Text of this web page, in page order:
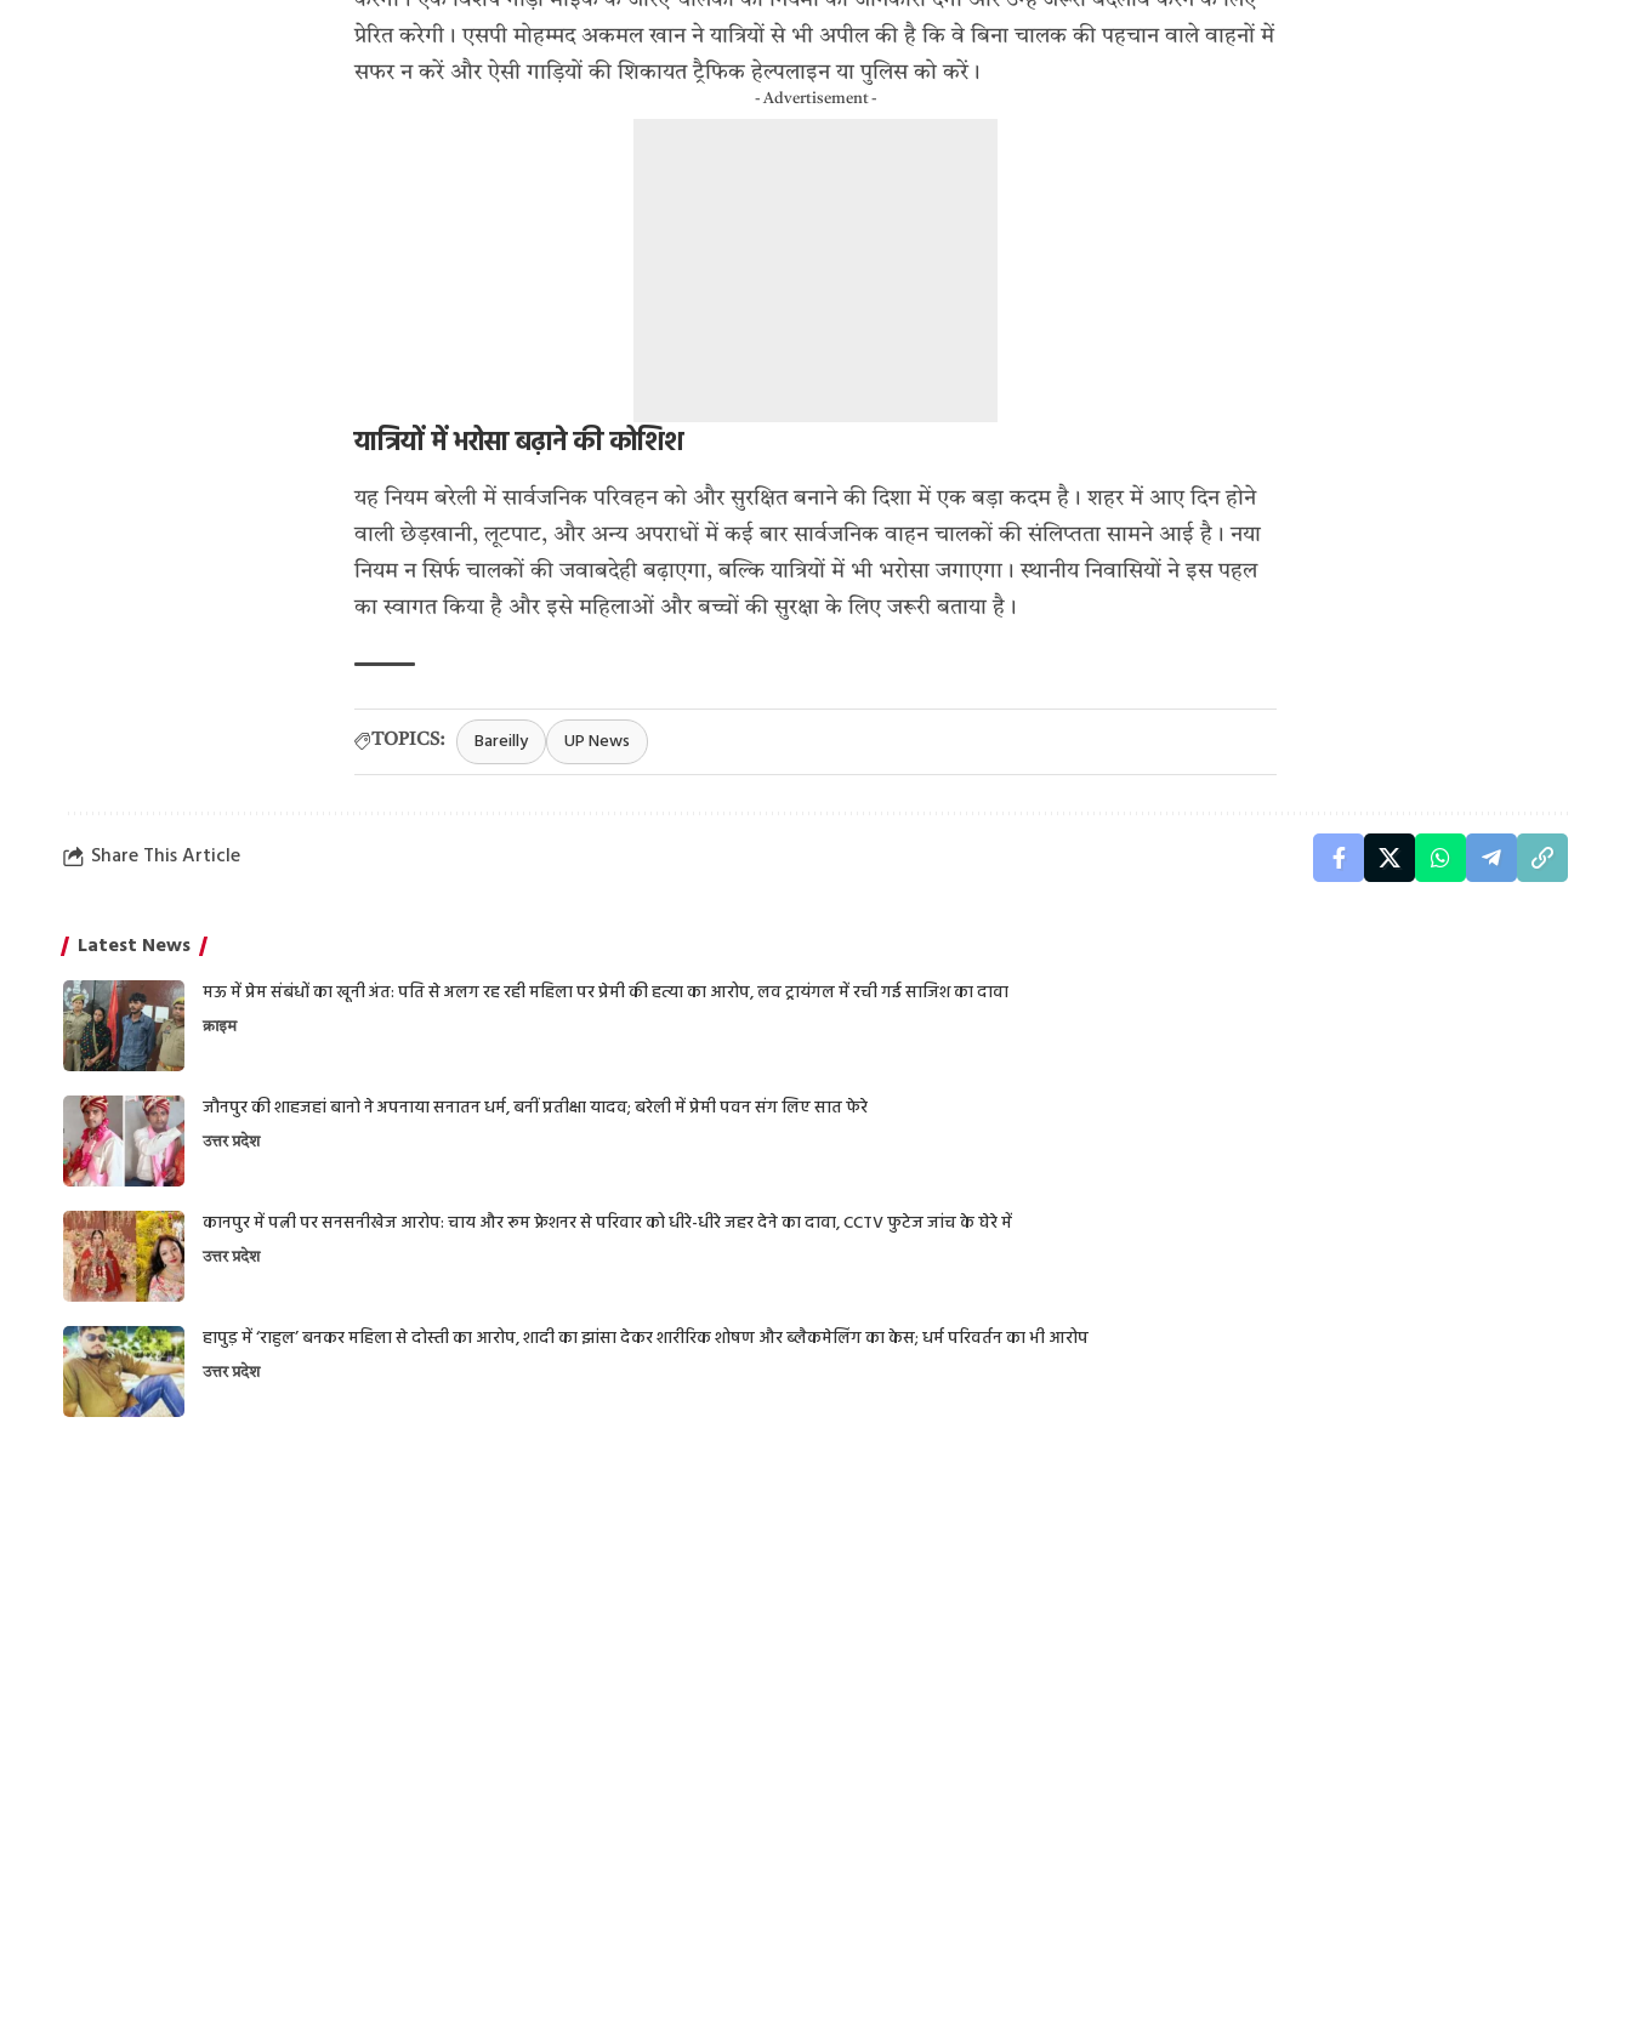
प्रेरित करेगी। एसपी मोहम्मद अकमल खान ने यात्रियों से भी अपील की है कि वे बिना चालक की पहचान वाले वाहनों में
सफर न करें और ऐसी गाड़ियों की शिकायत ट्रैफिक हेल्पलाइन या पुलिस को करें।
- Advertisement -
यात्रियों में भरोसा बढ़ाने की कोशिश
यह नियम बरेली में सार्वजनिक परिवहन को और सुरक्षित बनाने की दिशा में एक बड़ा कदम है। शहर में आए दिन होने
वाली छेड़खानी, लूटपाट, और अन्य अपराधों में कई बार सार्वजनिक वाहन चालकों की संलिप्तता सामने आई है। नया
नियम न सिर्फ चालकों की जवाबदेही बढ़ाएगा, बल्कि यात्रियों में भी भरोसा जगाएगा। स्थानीय निवासियों ने इस पहल
का स्वागत किया है और इसे महिलाओं और बच्चों की सुरक्षा के लिए जरूरी बताया है।
TOPICS: Bareilly UP News
Share This Article
Latest News
मऊ में प्रेम संबंधों का खूनी अंत: पति से अलग रह रही महिला पर प्रेमी की हत्या का आरोप, लव ट्रायंगल में रची गई साजिश का दावा
क्राइम
जौनपुर की शाहजहां बानो ने अपनाया सनातन धर्म, बनीं प्रतीक्षा यादव; बरेली में प्रेमी पवन संग लिए सात फेरे
उत्तर प्रदेश
कानपुर में पत्नी पर सनसनीखेज आरोप: चाय और रूम फ्रेशनर से परिवार को धीरे-धीरे जहर देने का दावा, CCTV फुटेज जांच के घेरे में
उत्तर प्रदेश
हापुड़ में ‘राहुल’ बनकर महिला से दोस्ती का आरोप, शादी का झांसा देकर शारीरिक शोषण और ब्लैकमेलिंग का केस; धर्म परिवर्तन का भी आरोप
उत्तर प्रदेश